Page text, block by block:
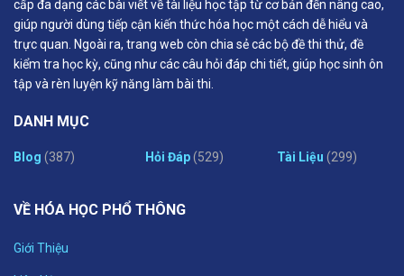
cấp đa dạng các bài viết về tài liệu học tập từ cơ bản đến nâng cao,
giúp người dùng tiếp cận kiến thức hóa học một cách dễ hiểu và
trực quan. Ngoài ra, trang web còn chia sẻ các bộ đề thi thử, đề
kiểm tra học kỳ, cũng như các câu hỏi đáp chi tiết, giúp học sinh ôn
tập và rèn luyện kỹ năng làm bài thi.
DANH MỤC
Blog (387) Hỏi Đáp(529) Tài Liệu (299)
VỀ HÓA HỌC PHỔ THÔNG
Giới Thiệu